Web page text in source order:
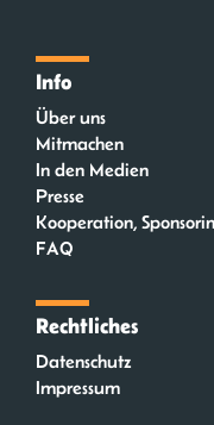
Info
Über uns
Mitmachen
In den Medien
Presse
Kooperation,
FAQ
Rechtliches
Datenschutz
Impressum